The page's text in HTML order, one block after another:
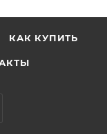
с отделом
КАК КУПИТЬ